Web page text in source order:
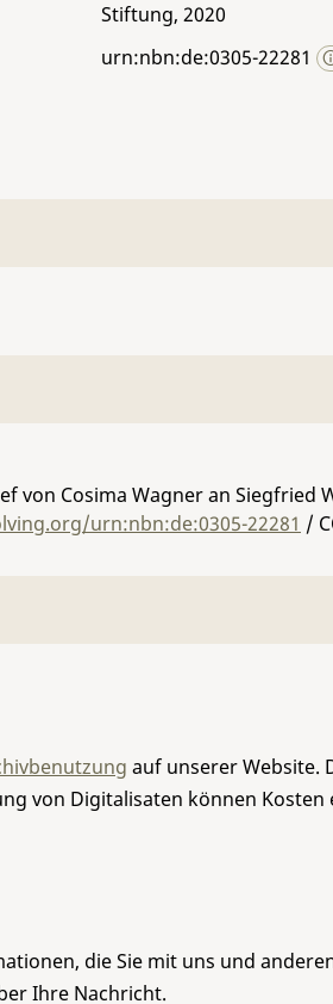
Stiftung, 2020
urn:nbn:de:0305-22281
von Cosima Wagner an Siegfried
urn:nbn:de:0305-22281 /
auf unserer Website.
von Digitalisaten können Kosten
die Sie mit uns und
Ihre Nachricht.